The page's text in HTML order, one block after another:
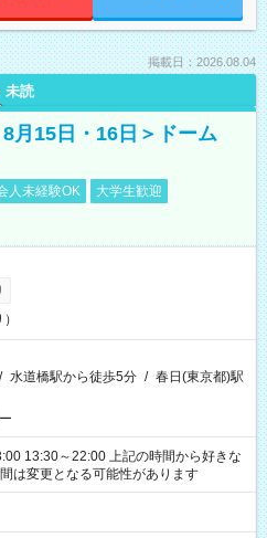
掲載日：2026.08.04
未読
月15日・16日＞ドーム
人未経験OK
大学生歓迎
/ 水道橋駅から徒歩5分 / 春日(東京都)駅
上記の時間から好きな
は変更となる可能性があります